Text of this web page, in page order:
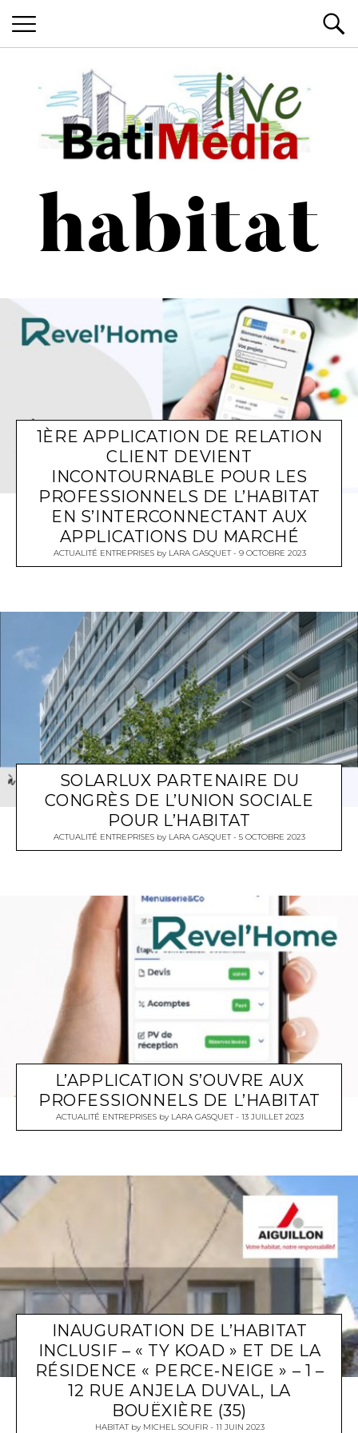
Batimedialive
habitat
1ÈRE APPLICATION DE RELATION
CLIENT DEVIENT
INCONTOURNABLE POUR LES
PROFESSIONNELS DE L’HABITAT
EN S’INTERCONNECTANT AUX
APPLICATIONS DU MARCHÉ
ACTUALITÉ ENTREPRISESby LARA GASQUET 9 OCTOBRE 2023
SOLARLUX PARTENAIRE DU
CONGRÈS DE L’UNION SOCIALE
POUR L’HABITAT
ACTUALITÉ ENTREPRISES by LARA GASQUET 5 OCTOBRE 2023
L’APPLICATION S’OUVRE AUX
PROFESSIONNELS DE L’HABITAT
ACTUALITÉ ENTREPRISESby LARA GASQUET 13 JUILLET 2023
INAUGURATION DE L’HABITAT
INCLUSIF – « TY KOAD » ET DE LA
RÉSIDENCE « PERCE-NEIGE » – 1 –
12 RUE ANJELA DUVAL, LA
BOUËXIÈRE (35)
HABITATby MICHEL SOUFIR 11 JUIN 2023